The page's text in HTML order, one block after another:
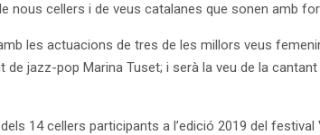
nous cellers i de veus catalanes que sonen amb
les actuacions de tres de les millors veus
jazz-pop Marina Tuset; i serà la veu de la
14 cellers participants a l’edició 2019 del festival